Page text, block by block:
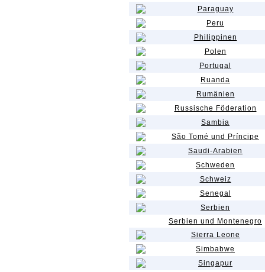
Paraguay
Peru
Philippinen
Polen
Portugal
Ruanda
Rumänien
Russische Föderation
Sambia
São Tomé und Príncipe
Saudi-Arabien
Schweden
Schweiz
Senegal
Serbien
Serbien und Montenegro
Sierra Leone
Simbabwe
Singapur